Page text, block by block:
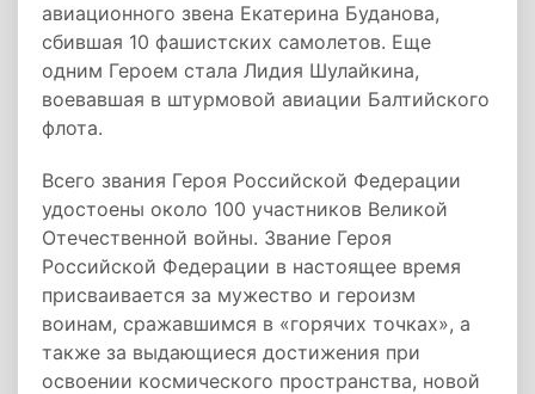
авиационного звена Екатерина Буданова,
сбившая 10 фашистских самолетов. Еще
одним Героем стала Лидия Шулайкина,
воевавшая в штурмовой авиации Балтийского
флота.
Всего звания Героя Российской Федерации
удостоены около 100 участников Великой
Отечественной войны. Звание Героя
Российской Федерации в настоящее время
присваивается за мужество и героизм
воинам, сражавшимся в «горячих точках», а
также за выдающиеся достижения при
освоении космического пространства, новой